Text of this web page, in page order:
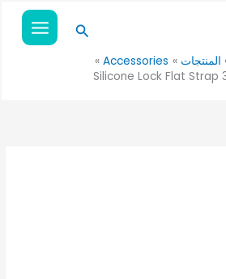
البحث
المنتجات
Accessories
Silicone Lock Flat Strap